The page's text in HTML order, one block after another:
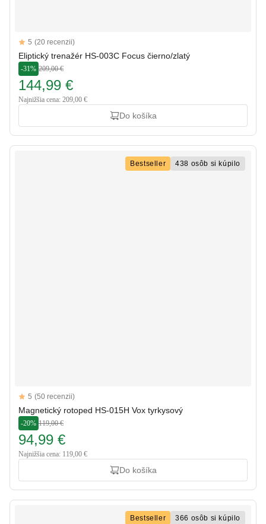
Reviews
5 out of 5 stars
5 (20 recenzii)
Eliptický trenažér HS-003C Focus čierno/zlatý
-31% 209,00 €
144,99 €
Najnižšia cena: 209,00 €
Do košíka
Bestseller 438 osôb si kúpilo
Reviews
5 out of 5 stars
5 (50 recenzii)
Magnetický rotoped HS-015H Vox tyrkysový
-20% 119,00 €
94,99 €
Najnižšia cena: 119,00 €
Do košíka
Bestseller 366 osôb si kúpilo